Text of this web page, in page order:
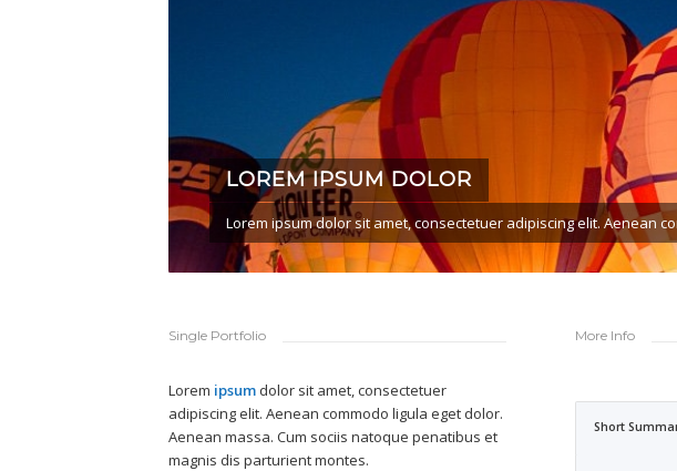
LOREM IPSUM DOLOR
Lorem ipsum dolor sit amet, consectetuer adipiscing elit. Aenean
Single Portfolio
Lorem ipsum dolor sit amet, consectetuer
adipiscing elit. Aenean commodo ligula eget dolor.
Aenean massa. Cum sociis natoque penatibus et
magnis dis parturient montes.
More Info
Short